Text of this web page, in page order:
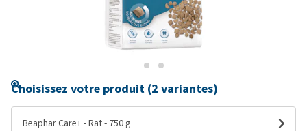
Choisissez votre produit (2 variantes)
Beaphar Care+ - Rat - 750 g